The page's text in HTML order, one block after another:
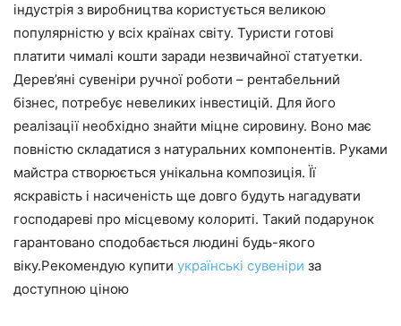
індустрія з виробництва користується великою
популярністю у всіх країнах світу. Туристи готові
платити чималі кошти заради незвичайної статуетки.
Дерев’яні сувеніри ручної роботи – рентабельний
бізнес, потребує невеликих інвестицій. Для його
реалізації необхідно знайти міцне сировину. Воно має
повністю складатися з натуральних компонентів. Руками
майстра створюється унікальна композиція. Її
яскравість і насиченість ще довго будуть нагадувати
господареві про місцевому колориті. Такий подарунок
гарантовано сподобається людині будь-якого
віку.Рекомендую купити українські сувеніри за
доступною ціною